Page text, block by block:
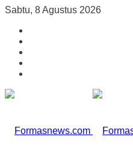
Sabtu, 8 Agustus 2026